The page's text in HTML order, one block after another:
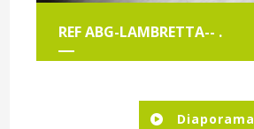
REF ABG-LAMBRETTA-- .
Diaporama